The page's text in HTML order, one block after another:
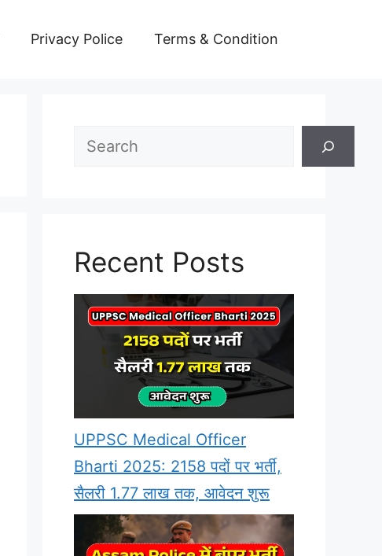
Privacy Police Terms & Condition
Search
Recent Posts
UPPSC Medical Officer
Bharti 2025: 2158 पदों पर भर्ती,
सैलरी 1.77 लाख तक, आवेदन शुरू